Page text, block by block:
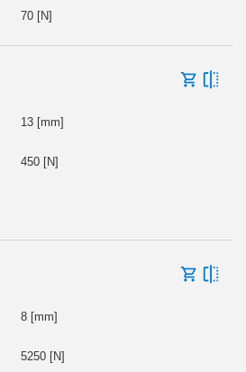
70 [N]
13 [mm]
450 [N]
8 [mm]
5250 [N]